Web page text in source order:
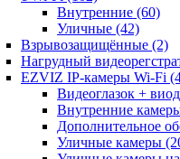
Внутренние (60)
Уличные (42)
Взрывозащищённые (2)
Нагрудный
EZVIZ IP-камеры Wi-Fi
Видеоглазок +
Внутренние
Дополнительное
Уличные камеры